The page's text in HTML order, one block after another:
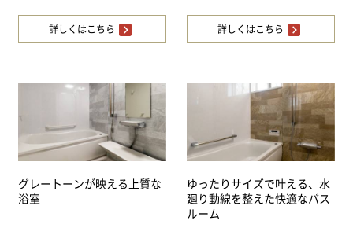
詳しくはこちら 詳しくはこちら
グレートーンが映える上質な
浴室
ゆったりサイズで叶える、水
廻り動線を整えた快適なバス
ルーム